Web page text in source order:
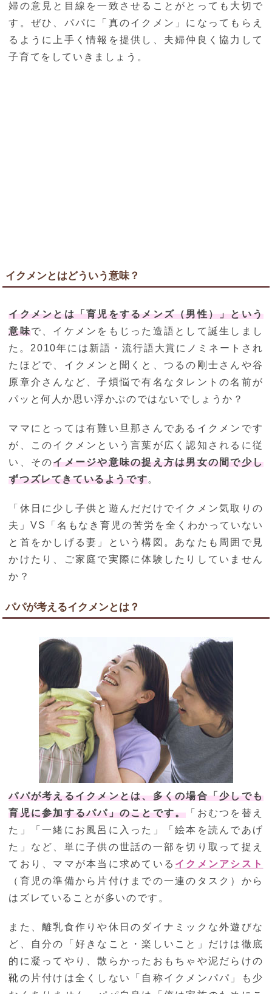
婦の意見と目線を一致させることがとっても大切で
す。ぜひ、パパに「真のイクメン」になってもらえ
るように上手く情報を提供し、夫婦仲良く協力して
子育てをしていきましょう。
イクメンとはどういう意味？
イクメンとは「育児をするメンズ（男性）」という
意味で、イケメンをもじった造語として誕生しまし
た。2010年には新語・流行語大賞にノミネートされ
たほどで、イクメンと聞くと、つるの剛士さんや谷
原章介さんなど、子煩悩で有名なタレントの名前が
パッと何人か思い浮かぶのではないでしょうか？
ママにとっては有難い旦那さんであるイクメンです
が、このイクメンという言葉が広く認知されるに従
い、そのイメージや意味の捉え方は男女の間で少し
ずつズレてきているようです。
「休日に少し子供と遊んだだけでイクメン気取りの
夫」VS「名もなき育児の苦労を全くわかっていない
と首をかしげる妻」という構図。あなたも周囲で見
かけたり、ご家庭で実際に体験したりしていません
か？
パパが考えるイクメンとは？
パパが考えるイクメンとは、多くの場合「少しでも
育児に参加するパパ」のことです。 「おむつを替え
た」「一緒にお風呂に入った」「絵本を読んであげ
た」など、単に子供の世話の一部を切り取って捉え
ており、ママが本当に求めている イクメンアシスト
（育児の準備から片付けまでの一連のタスク）から
はズレていることが多いのです。
また、離乳食作りや休日のダイナミックな外遊びな
ど、自分の「好きなこと・楽しいこと」だけは徹底
的に凝ってやり、散らかったおもちゃや泥だらけの
靴の片付けは全くしない「自称イクメンパパ」も少